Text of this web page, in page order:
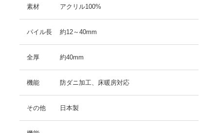
素材 アクリル100%
パイル長 約12～40mm
全厚 約40mm
機能 防ダニ加工、床暖房対応
その他 日本製